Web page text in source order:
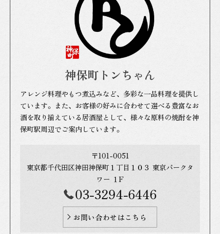
神保町トンちゃん
アレンジ料理やもつ煮込みなど、多彩な一品料理を提供し
ています。また、お客様の好みに合わせて選べる豊富なお
酒を取り揃えている居酒屋として、様々な原料の焼酎を神
保町駅周辺でご案内しています。
〒101-0051
東京都千代田区神田神保町１丁目１０３ 東京パークタ
ワー １F
03-3294-6446
お問い合わせはこちら